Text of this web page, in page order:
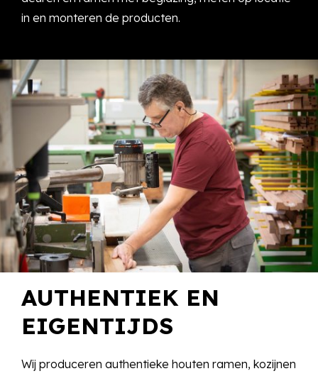
in en monteren de producten.
AUTHENTIEK EN
EIGENTIJDS
Wij produceren authentieke houten ramen, kozijnen